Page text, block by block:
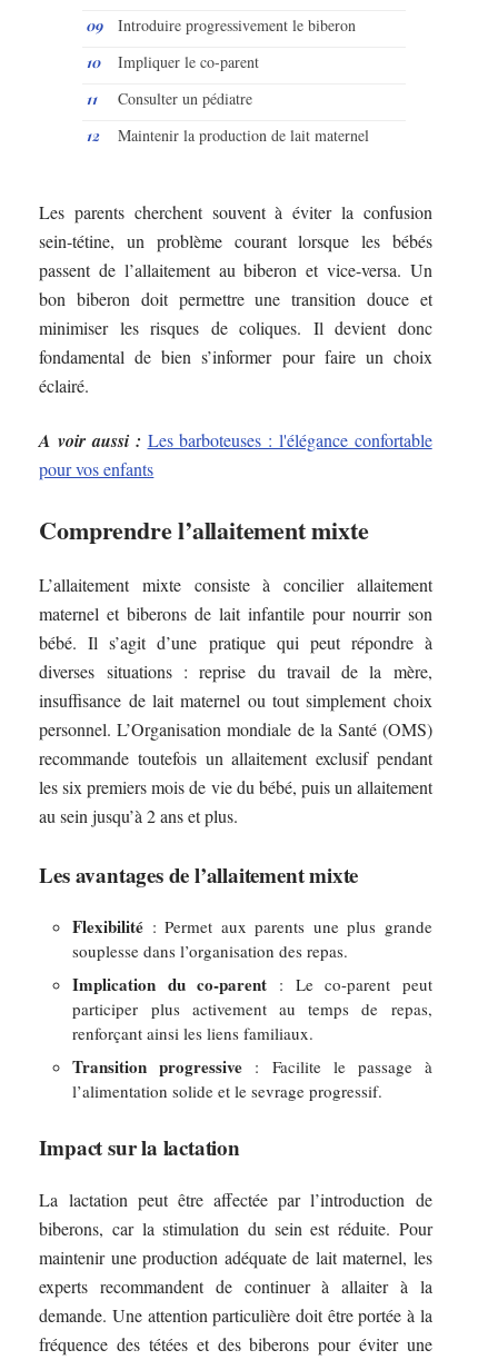
Introduire progressivement le biberon
Impliquer le co-parent
Consulter un pédiatre
Maintenir la production de lait maternel
Les parents cherchent souvent à éviter la confusion
sein-tétine, un problème courant lorsque les bébés
passent de l’allaitement au biberon et vice-versa. Un
bon biberon doit permettre une transition douce et
minimiser les risques de coliques. Il devient donc
fondamental de bien s’informer pour faire un choix
éclairé.
A voir aussi : Les barboteuses : l'élégance confortable
pour vos enfants
Comprendre l’allaitement mixte
L’allaitement mixte consiste à concilier allaitement
maternel et biberons de lait infantile pour nourrir son
bébé. Il s’agit d’une pratique qui peut répondre à
diverses situations : reprise du travail de la mère,
insuffisance de lait maternel ou tout simplement choix
personnel. L’Organisation mondiale de la Santé (OMS)
recommande toutefois un allaitement exclusif pendant
les six premiers mois de vie du bébé, puis un allaitement
au sein jusqu’à 2 ans et plus.
Les avantages de l’allaitement mixte
Flexibilité : Permet aux parents une plus grande
souplesse dans l’organisation des repas.
Implication du co-parent : Le co-parent peut
participer plus activement au temps de repas,
renforçant ainsi les liens familiaux.
Transition progressive : Facilite le passage à
l’alimentation solide et le sevrage progressif.
Impact sur la lactation
La lactation peut être affectée par l’introduction de
biberons, car la stimulation du sein est réduite. Pour
maintenir une production adéquate de lait maternel, les
experts recommandent de continuer à allaiter à la
demande. Une attention particulière doit être portée à la
fréquence des tétées et des biberons pour éviter une